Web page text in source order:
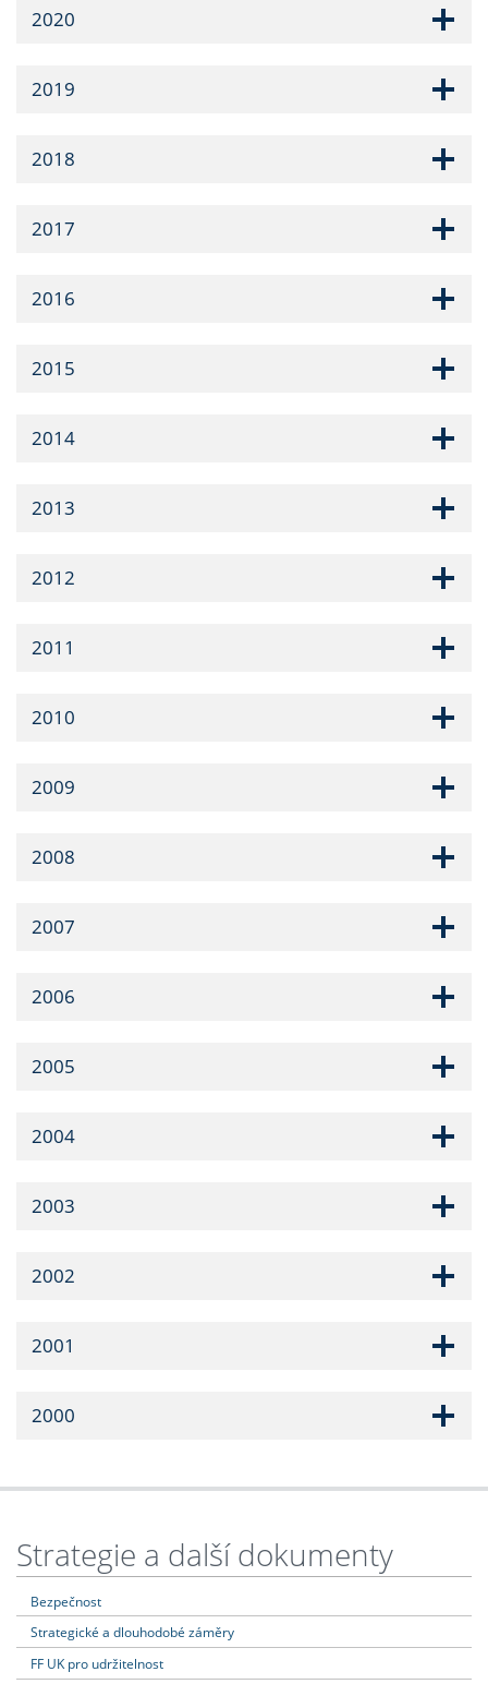
2020
2019
2018
2017
2016
2015
2014
2013
2012
2011
2010
2009
2008
2007
2006
2005
2004
2003
2002
2001
2000
Strategie a další dokumenty
Bezpečnost
Strategické a dlouhodobé záměry
FF UK pro udržitelnost